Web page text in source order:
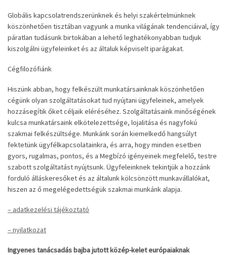
Globális kapcsolatrendszerünknek és helyi szakértelmünknek
köszönhetően tisztában vagyunk a munka világának tendenciáival, így
páratlan tudásunk birtokában a lehető leghatékonyabban tudjuk
kiszolgálni ügyfeleinket és az általuk képviselt iparágakat.
Cégfilozófiánk
Hiszünk abban, hogy felkészült munkatársainknak köszönhetően
cégünk olyan szolgáltatásokat tud nyújtani ügyfeleinek, amelyek
hozzásegítik őket céljaik eléréséhez. Szolgáltatásaink minőségének
kulcsa munkatársaink elkötelezettsége, lojalitása és nagyfokú
szakmai felkészültsége. Munkánk során kiemelkedő hangsúlyt
fektetünk ügyfélkapcsolatainkra, és arra, hogy minden esetben
gyors, rugalmas, pontos, és a Megbízó igényeinek megfelelő, testre
szabott szolgáltatást nyújtsunk. Ügyfeleinknek tekintjük a hozzánk
forduló álláskeresőket és az általunk kölcsönzött munkavállalókat,
hiszen az ő megelégedettségük szakmai munkánk alapja.
– adatkezelési tájékoztató
– nyilatkozat
Ingyenes tanácsadás bajba jutott közép-kelet európaiaknak